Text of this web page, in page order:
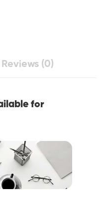
Reviews (0)
for